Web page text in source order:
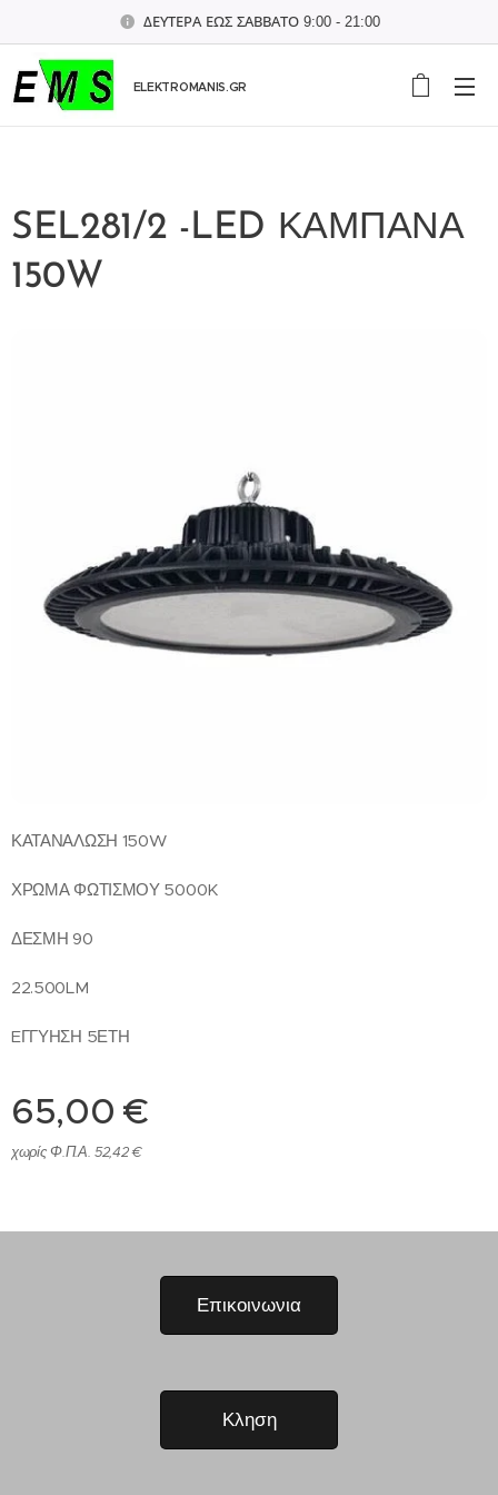
ΔΕΥΤΕΡΑ ΕΩΣ ΣΑΒΒΑΤΟ 9:00 - 21:00
ELEKTROMANIS.GR
SEL281/2 -LED ΚΑΜΠΑΝΑ
150W
ΚΑΤΑΝΑΛΩΣΗ 150W
ΧΡΩΜΑ ΦΩΤΙΣΜΟΥ 5000K
ΔΕΣΜΗ 90
22.500LM
EΓΓΥΗΣΗ 5ΕΤΗ
65,00 €
χωρίς Φ.Π.Α. 52,42 €
Επικοινωνια
Κληση